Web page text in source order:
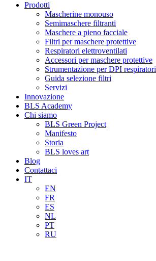
Prodotti
Mascherine monouso
Semimaschere filtranti
Maschere a pieno facciale
Filtri per maschere protettive
Respiratori elettroventilati
Accessori per maschere protettive
Strumentazione per DPI respiratori
Guida selezione filtri
Servizi
Innovazione
BLS Academy
Chi siamo
BLS Green Project
Manifesto
Storia
BLS loves art
Blog
Contattaci
IT
EN
FR
ES
NL
PT
RU